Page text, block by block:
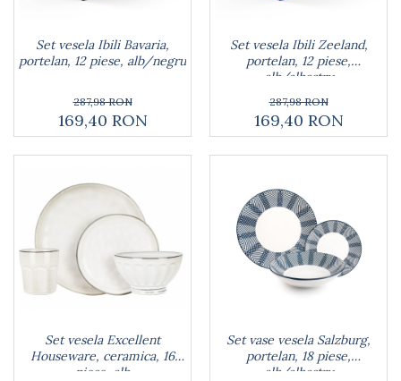
Polonice, clesti, spatule, linguri
Seturi ustensile bucatarie
Site
Tocatoare de bucatarie
Adaptor plita
Aprinzatoare aragaz
Arzatoare
Cantare de bucatarie
Dispesere detergent
Odorizant frigider
Pensule bucatarie
Set vesela Ibili Bavaria,
portelan, 12 piese, alb/negru
287,98 RON
169,40 RON
Set vesela Ibili Zeeland,
portelan, 12 piese,
alb/albastru
287,98 RON
169,40 RON
Set vesela Excellent
Houseware, ceramica, 16
piese, alb
Set vase vesela Salzburg,
portelan, 18 piese,
alb/albastru